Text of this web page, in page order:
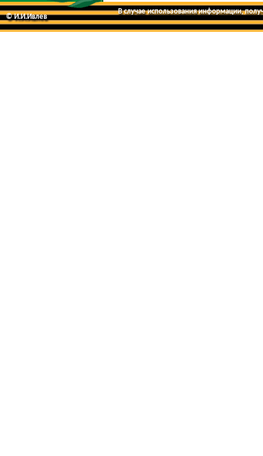
© И.И.Ивлев
В случае использования информации,